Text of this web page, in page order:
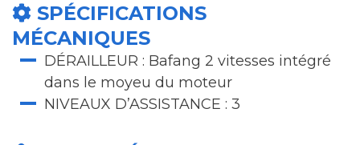
SPÉCIFICATIONS
MÉCANIQUES
DÉRAILLEUR : Bafang 2 vitesses intégré
dans le moyeu du moteur
NIVEAUX D’ASSISTANCE : 3